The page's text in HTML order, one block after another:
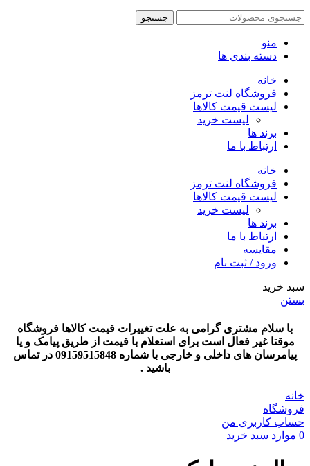
جستجو
منو
دسته بندی ها
خانه
فروشگاه لنت ترمز
لیست قیمت کالاها
لیست خرید
برند ها
ارتباط با ما
خانه
فروشگاه لنت ترمز
لیست قیمت کالاها
لیست خرید
برند ها
ارتباط با ما
مقایسه
ورود / ثبت نام
سبد خرید
بستن
با سلام مشتری گرامی به علت تغییرات قیمت کالاها فروشگاه
موقتا غیر فعال است برای استعلام با قیمت از طریق پیامک و یا
پیامرسان های داخلی و خارجی با شماره 09159515848 در تماس
باشید .
خانه
فروشگاه
حساب کاربری من
0 موارد سبد خرید